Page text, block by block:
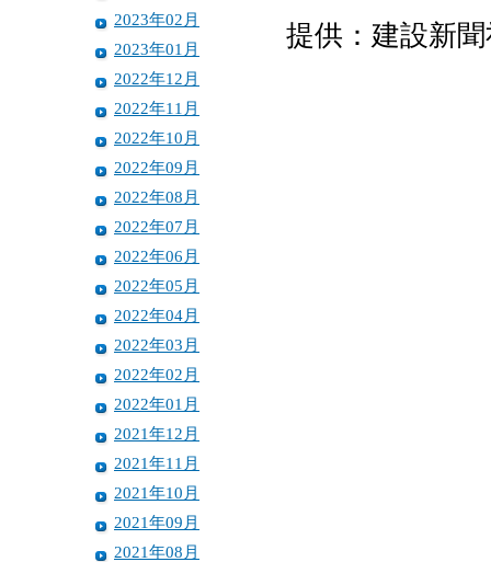
2023年02月
2023年01月
2022年12月
2022年11月
2022年10月
2022年09月
2022年08月
2022年07月
2022年06月
2022年05月
2022年04月
2022年03月
2022年02月
2022年01月
2021年12月
2021年11月
2021年10月
2021年09月
2021年08月
提供：建設新聞